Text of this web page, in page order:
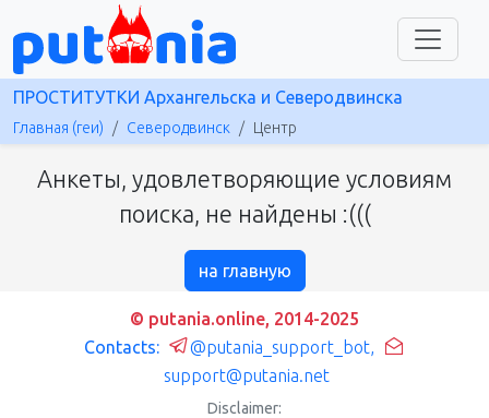
ПРОСТИТУТКИ Архангельска и Северодвинска
Главная (геи) Северодвинск Центр
Анкеты, удовлетворяющие условиям
поиска, не найдены :(((
на главную
© putania.online, 2014-2025
Contacts:
@putania_support_bot,
support@putania.net
Disclaimer: